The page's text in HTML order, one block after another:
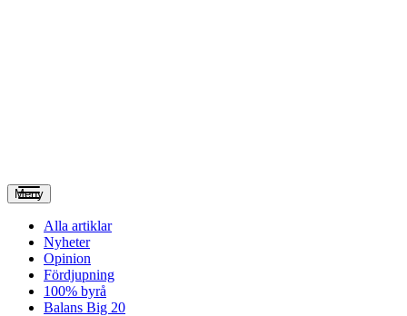
Meny
Alla artiklar
Nyheter
Opinion
Fördjupning
100% byrå
Balans Big 20